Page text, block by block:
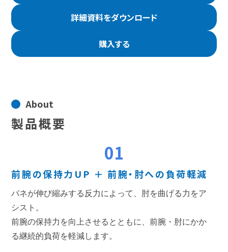
詳細資料をダウンロード
購入する
About
製品概要
01
前腕の保持力UP ＋ 前腕・肘への負荷軽減
バネが伸び縮みする反力によって、肘を曲げる力をア
シスト。
前腕の保持力を向上させるとともに、前腕・肘にかか
る継続的負荷を軽減します。